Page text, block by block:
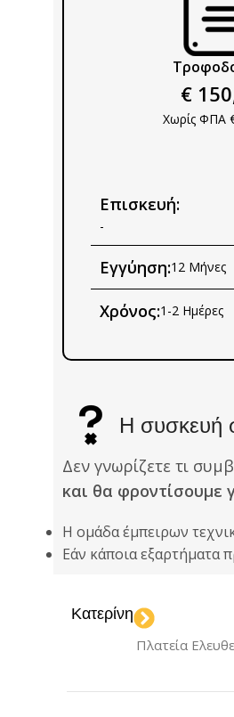
€
Χωρίς ΦΠΑ
Επισκευή:
-
Εγγύηση:12 Μήνες
Χρόνος:1-2 Ημέρες
Η συσκευή
Δεν γνωρίζετε τι
και θα φροντίσουμε
Η ομάδα έμπειρων
Εάν κάποια εξαρτήματα
Κατερίνη
Πλατεία